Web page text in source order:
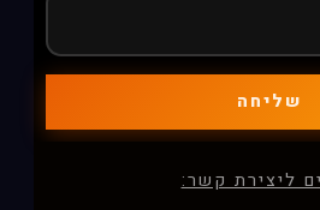
שליחה
ליצירת קשר: